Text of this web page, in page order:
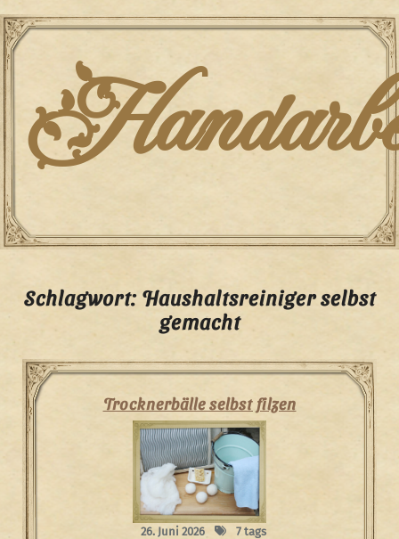
Skip
to
content
Schlagwort: Haushaltsreiniger selbst
gemacht
Trocknerbälle selbst filzen
26. Juni 2026 7 tags